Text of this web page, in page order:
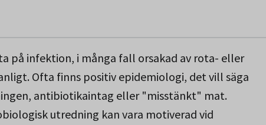
på infektion, i många fall orsakad av rota- eller
Ofta finns positiv epidemiologi, det vill säga
antibiotikaintag eller "misstänkt" mat.
utredning kan vara motiverad vid